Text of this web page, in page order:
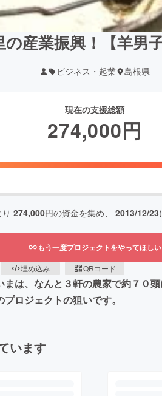
産業振興！【羊男
ビジネス・起業 島根県
現在の支援総額
274,000円
274,000円の資金を集め、 2013/12/23
もう一度プロジェクトをやってほしい
埋め込み QRコード
は、なんと３軒の農家で約７０
ロジェクトの狙いです。
います